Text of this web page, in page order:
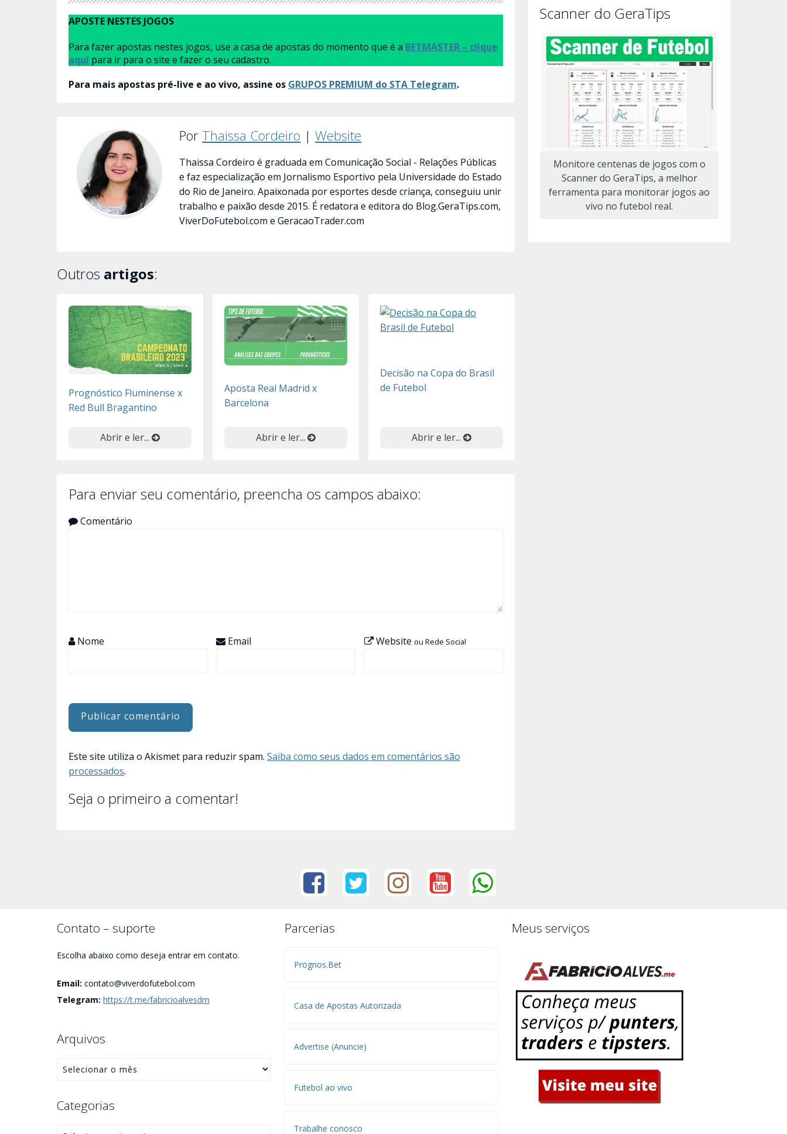
APOSTE NESTES JOGOS
Para fazer apostas nestes jogos, use a casa de apostas do momento que é a BETMASTER – clique
aqui para ir para o site e fazer o seu cadastro.
Para mais apostas pré-live e ao vivo, assine os GRUPOS PREMIUM do STA Telegram.
Por Thaissa Cordeiro |Website
Thaissa Cordeiro é graduada em Comunicação Social - Relações Públicas
e faz especialização em Jornalismo Esportivo pela Universidade do Estado
do Rio de Janeiro. Apaixonada por esportes desde criança, conseguiu unir
trabalho e paixão desde 2015. É redatora e editora do Blog.GeraTips.com,
ViverDoFutebol.com e GeracaoTrader.com
Outros artigos:
Prognóstico Fluminense x
Red Bull Bragantino
Abrir e ler...
Aposta Real Madrid x
Barcelona
Abrir e ler...
Decisão na Copa do Brasil
de Futebol
Abrir e ler...
Para enviar seu comentário, preencha os campos abaixo:
Comentário
Nome Email Website ou Rede Social
Este site utiliza o Akismet para reduzir spam. Saiba como seus dados em comentários são
processados.
Seja o primeiro a comentar!
Scanner do GeraTips
Monitore centenas de jogos com o
Scanner do GeraTips, a melhor
ferramenta para monitorar jogos ao
vivo no futebol real.
Contato – suporte
Escolha abaixo como deseja entrar em contato.
Email: contato@viverdofutebol.com
Telegram: https://t.me/fabricioalvesdm
Arquivos
Categorias
Parcerias
Prognos.Bet
Casa de Apostas Autorizada
Advertise (Anuncie)
Futebol ao vivo
Trabalhe conosco
Meus serviços